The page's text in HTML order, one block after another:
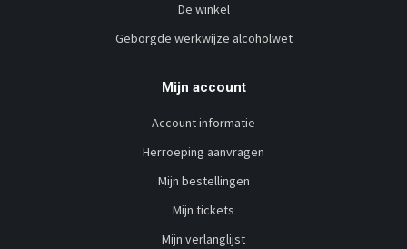
De winkel
Geborgde werkwijze alcoholwet
Mijn account
Account informatie
Herroeping aanvragen
Mijn bestellingen
Mijn tickets
Mijn verlanglijst